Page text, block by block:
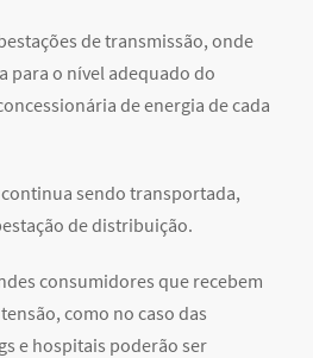
de transmissão, onde
para o nível adequado do
de energia de cada
sendo transportada,
de distribuição.
consumidores que recebem
como no caso das
e hospitais poderão ser